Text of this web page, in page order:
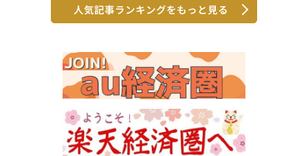
人気記事ランキングをもっと見る